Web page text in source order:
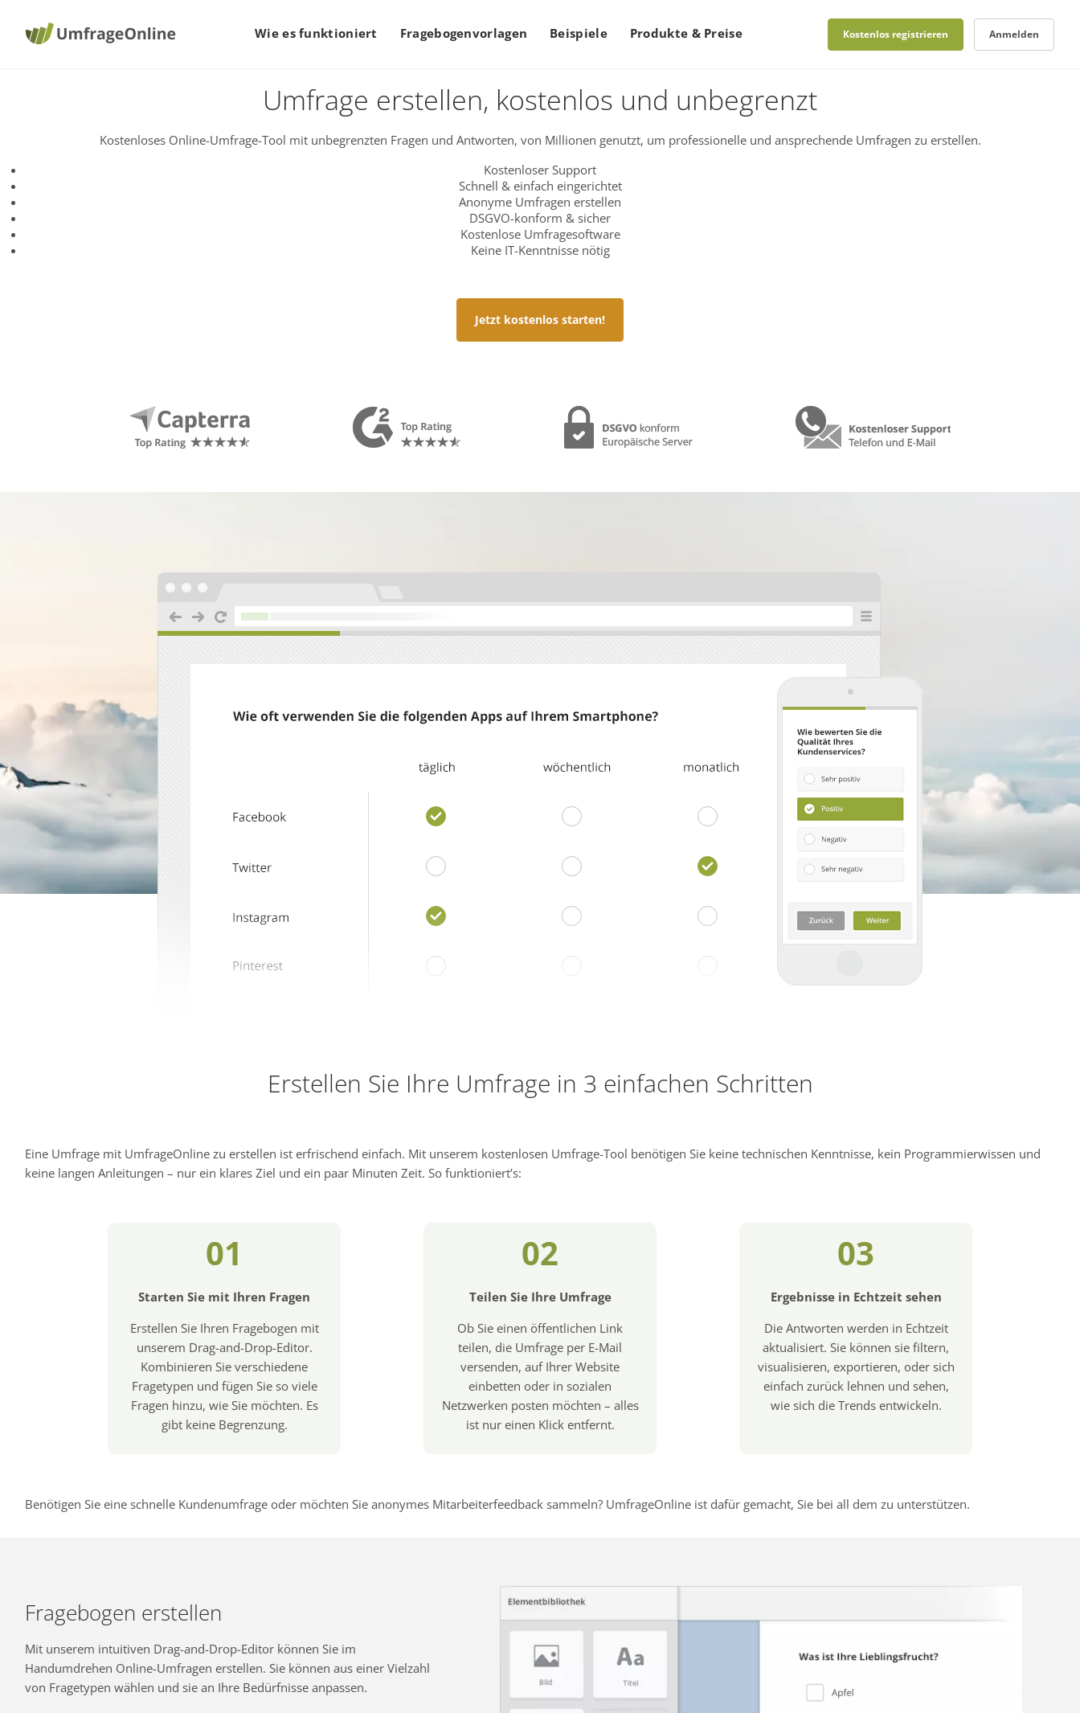
Wie es funktioniert Fragebogenvorlagen Beispiele Produkte & Preise Kostenlos registrieren Anmelden
Umfrage erstellen, kostenlos und unbegrenzt
Kostenloses Online-Umfrage-Tool mit unbegrenzten Fragen und Antworten, von Millionen genutzt, um professionelle und ansprechende Umfragen zu erstellen.
Kostenloser Support
Schnell & einfach eingerichtet
Anonyme Umfragen erstellen
DSGVO-konform & sicher
Kostenlose Umfragesoftware
Keine IT-Kenntnisse nötig
Jetzt kostenlos starten!
Erstellen Sie Ihre Umfrage in 3 einfachen Schritten
Eine Umfrage mit UmfrageOnline zu erstellen ist erfrischend einfach. Mit unserem kostenlosen Umfrage-Tool benötigen Sie keine technischen Kenntnisse, kein Programmierwissen und
keine langen Anleitungen – nur ein klares Ziel und ein paar Minuten Zeit. So funktioniert’s:
01
Starten Sie mit Ihren Fragen
Erstellen Sie Ihren Fragebogen mit
unserem Drag-and-Drop-Editor.
Kombinieren Sie verschiedene
Fragetypen und fügen Sie so viele
Fragen hinzu, wie Sie möchten. Es
gibt keine Begrenzung.
02
Teilen Sie Ihre Umfrage
Ob Sie einen öffentlichen Link
teilen, die Umfrage per E-Mail
versenden, auf Ihrer Website
einbetten oder in sozialen
Netzwerken posten möchten – alles
ist nur einen Klick entfernt.
03
Ergebnisse in Echtzeit sehen
Die Antworten werden in Echtzeit
aktualisiert. Sie können sie filtern,
visualisieren, exportieren, oder sich
einfach zurück lehnen und sehen,
wie sich die Trends entwickeln.
Benötigen Sie eine schnelle Kundenumfrage oder möchten Sie anonymes Mitarbeiterfeedback sammeln? UmfrageOnline ist dafür gemacht, Sie bei all dem zu unterstützen.
Fragebogen erstellen
Mit unserem intuitiven Drag-and-Drop-Editor können Sie im
Handumdrehen Online-Umfragen erstellen. Sie können aus einer Vielzahl
von Fragetypen wählen und sie an Ihre Bedürfnisse anpassen.